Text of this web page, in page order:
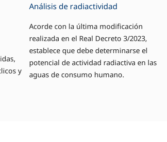
y
Análisis de radiactividad
Acorde con la última modificación
realizada en el Real Decreto 3/2023,
establece que debe determinarse el
potencial de actividad radiactiva en las
aguas de consumo humano.